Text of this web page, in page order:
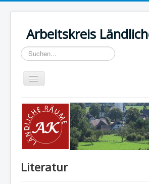
Arbeitskreis
Suchen...
Toggle
Navigation
Home
Ziele und Aufgaben
Sprecherkreis
Mitglieder
Literatur